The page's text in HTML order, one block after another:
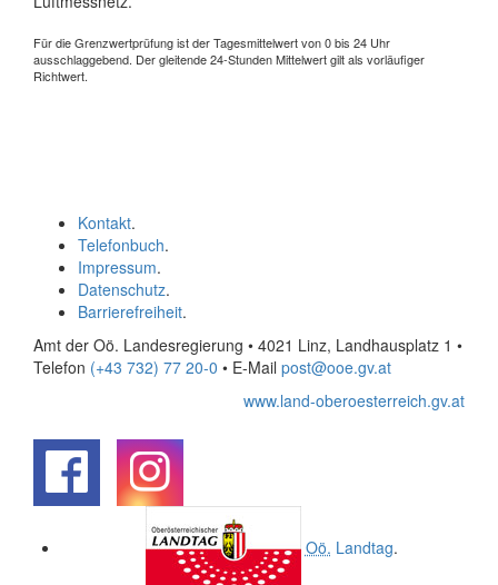
Für die Grenzwertprüfung ist der Tagesmittelwert von 0 bis 24 Uhr
ausschlaggebend. Der gleitende 24-Stunden Mittelwert gilt als vorläufiger
Richtwert.
Kontakt.
Telefonbuch.
Impressum.
Datenschutz.
Barrierefreiheit.
Amt der Oö. Landesregierung • 4021 Linz, Landhausplatz 1 •
Telefon (+43 732) 77 20-0 • E-Mail post@ooe.gv.at
www.land-oberoesterreich.gv.at
Oö. Landtag.